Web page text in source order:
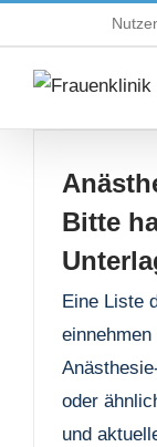
Inhalt
springen
Bitte
Eine Liste
oder
und